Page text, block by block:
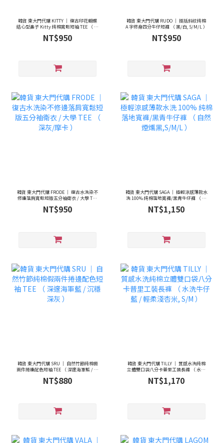
韓貨 東大門代購 KITTY ｜ 復古印花蝴蝶
結心型鼻子 Kitty 純棉寬鬆短袖 TEE （ 奶
油白 / 質感灰 ）
NT$950
韓貨 東大門代購 RUDO ｜ 挺括斜紋純棉
A 字修身四分牛仔短褲 （ 黑/白, S/M/L ）
NT$950
韓貨 東大門代購 FRODE ｜ 復古水洗染不
修邊落肩寬鬆短版五分袖衛衣 / 大學 TEE
（ 深灰/摩卡 ）
NT$950
韓貨 東大門代購 SAGA ｜ 極輕涼感薄款水
洗 100% 純棉落地寬褲/黑青牛仔褲 （ 自
然煙燻黑,S/M/L ）
NT$1,150
韓貨 東大門代購 SRU ｜ 自然竹節純棉假
兩件捲邊配色短袖 TEE （ 深邃海軍藍 / 沉
穩深灰 ）
NT$880
韓貨 東大門代購 TILLY ｜ 質感水洗純棉
立體雙口袋八分卡普里工裝長褲 （ 水洗
牛仔藍 / 輕柔淺杏米, S/M ）
NT$1,170